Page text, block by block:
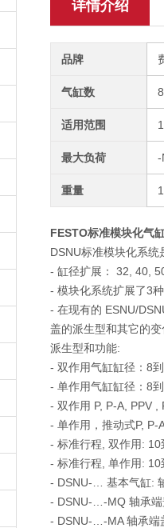
详情介绍
品牌
气缸数 8
适用范围
最大负荷 -
重量
FESTO标准模块化气
DSNU标准模块化系
- 缸径扩展： 32, 40,
- 模块化系统扩展了3
- 在现有的 ESNU/
盖的派生型和其它的
派生型和功能:
- 双作用气缸缸径：8
- 单作用气缸缸径：8
- 双作用 P, P-A, PPV ,
- 单作用，推动式P, P-
- 标准行程, 双作用:
- 标准行程, 单作用:
- DSNU-… 基本气缸:
- DSNU-…-MQ 轴承端
- DSNU-…-MA 轴承端